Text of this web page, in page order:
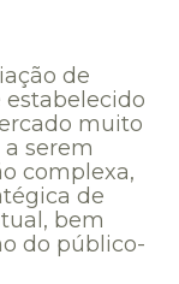
de
estabelecido
muito
serem
complexa,
de
bem
do público-